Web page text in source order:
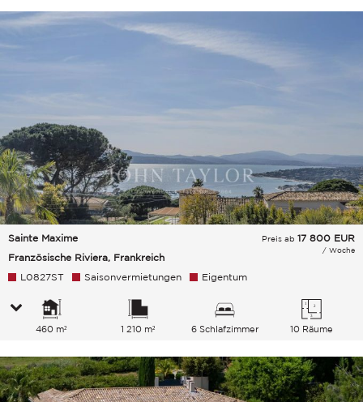
Sainte Maxime
Französische Riviera, Frankreich
Preis ab 17 800 EUR
/ Woche
L0827ST Saisonvermietungen Eigentum
460 m² 1 210 m² 6 Schlafzimmer 10 Räume